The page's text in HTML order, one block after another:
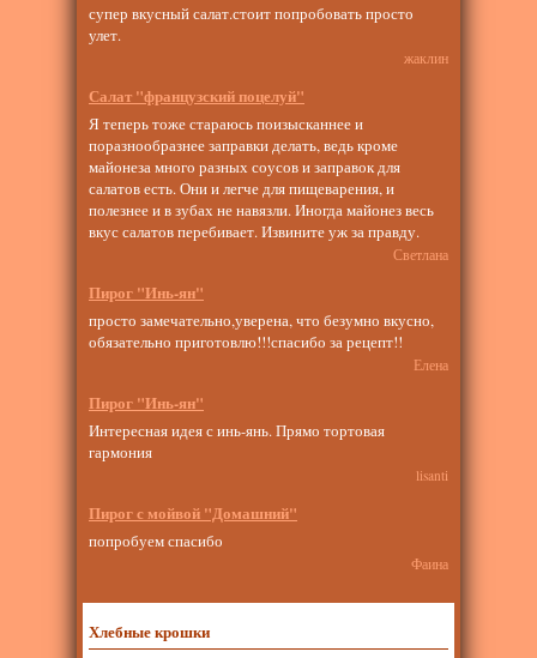
супер вкусный салат.стоит попробовать просто
улет.
жаклин
Салат "французский поцелуй"
Я теперь тоже стараюсь поизысканнее и
поразнообразнее заправки делать, ведь кроме
майонеза много разных соусов и заправок для
салатов есть. Они и легче для пищеварения, и
полезнее и в зубах не навязли. Иногда майонез весь
вкус салатов перебивает. Извините уж за правду.
Светлана
Пирог "Инь-ян"
просто замечательно,уверена, что безумно вкусно,
обязательно приготовлю!!!спасибо за рецепт!!
Елена
Пирог "Инь-ян"
Интересная идея с инь-янь. Прямо тортовая
гармония
lisanti
Пирог с мойвой "Домашний"
попробуем спасибо
Фаина
Хлебные крошки